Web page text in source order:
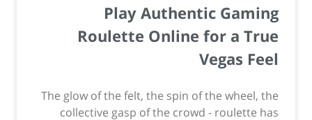
Play Authentic Gaming
Roulette Online for a True
Vegas Feel
The glow of the felt, the spin of the wheel, the
collective gasp of the crowd - roulette has